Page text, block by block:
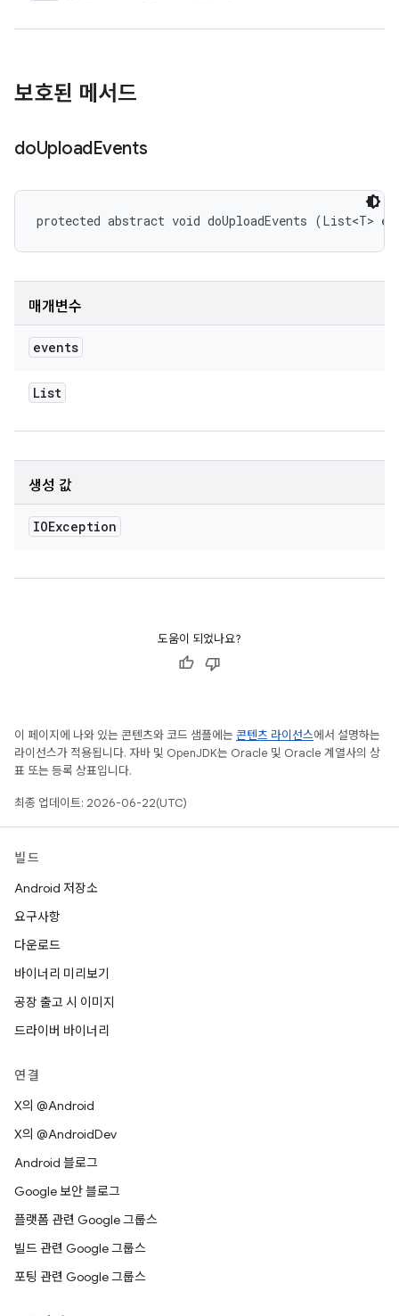
보호된 메서드
doUploadEvents
protected abstract void doUploadEvents (List<T>
매개변수
events
List
생성 값
IOException
도움이 되었나요?
이 페이지에 나와 있는 콘텐츠와 코드 샘플에는 콘텐츠 라이선스에서 설명하는
라이선스가 적용됩니다. 자바 및 OpenJDK는 Oracle 및 Oracle 계열사의 상
표 또는 등록 상표입니다.
최종 업데이트: 2026-06-22(UTC)
빌드
Android 저장소
요구사항
다운로드
바이너리 미리보기
공장 출고 시 이미지
드라이버 바이너리
연결
X의 @Android
X의 @AndroidDev
Android 블로그
Google 보안 블로그
플랫폼 관련 Google 그룹스
빌드 관련 Google 그룹스
포팅 관련 Google 그룹스